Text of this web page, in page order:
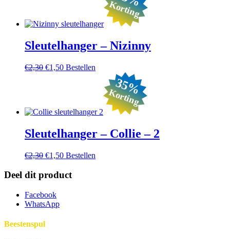
Korting
Sleutelhanger – Nizinny
€2,30 Oorspronkelijke
€1,50Huidige
Bestellen
35%
Korting
Sleutelhanger – Collie – 2
€2,30 Oorspronkelijke
was:
€1,50Huidige
is:
Bestellen
Deel dit product
Facebook
WhatsApp
Beestenspul